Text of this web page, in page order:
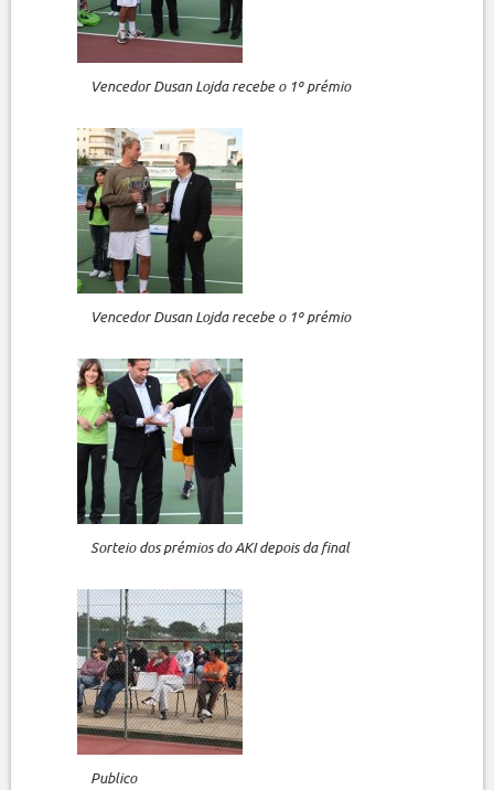
Vencedor Dusan Lojda recebe o 1º prémio
Vencedor Dusan Lojda recebe o 1º prémio
Sorteio dos prémios do AKI depois da final
Publico